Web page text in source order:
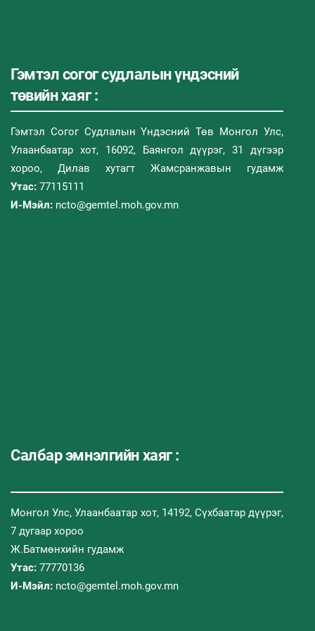
Гэмтэл согог судлалын үндэсний
төвийн хаяг :
Гэмтэл Согог Судлалын Үндэсний Төв Монгол Улс,
Улаанбаатар хот, 16092, Баянгол дүүрэг, 31 дүгээр
хороо, Дилав хутагт Жамсранжавын гудамж
Утас: 77115111
И-Мэйл: ncto@gemtel.moh.gov.mn
Салбар эмнэлгийн хаяг :
Монгол Улс, Улаанбаатар хот, 14192, Сүхбаатар дүүрэг,
7 дугаар хороо
Ж.Батмөнхийн гудамж
Утас: 77770136
И-Мэйл: ncto@gemtel.moh.gov.mn